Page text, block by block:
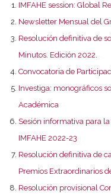
IMFAHE session: Global
Newsletter Mensual del
Resolución definitiva de
Minutos. Edición 2022.
Convocatoria de
Investiga: monográficos
Académica
Sesión informativa para
IMFAHE 2022-23
Resolución definitiva de
Premios Extraordinarios
Resolución provisional